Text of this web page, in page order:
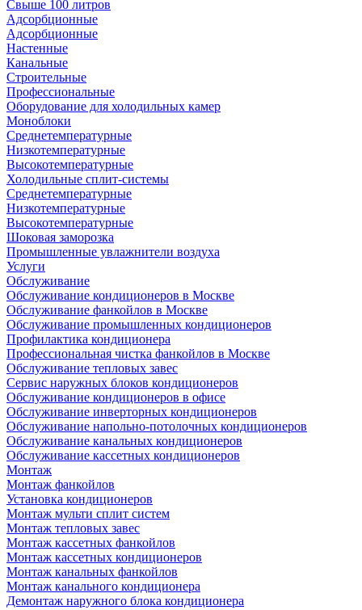
Свыше 100 литров
Адсорбционные
Адсорбционные
Настенные
Канальные
Строительные
Профессиональные
Оборудование для холодильных камер
Моноблоки
Среднетемпературные
Низкотемпературные
Высокотемпературные
Холодильные сплит-системы
Среднетемпературные
Низкотемпературные
Высокотемпературные
Шоковая заморозка
Промышленные увлажнители воздуха
Услуги
Обслуживание
Обслуживание кондиционеров в Москве
Обслуживание фанкойлов в Москве
Обслуживание промышленных кондиционеров
Профилактика кондиционера
Профессиональная чистка фанкойлов в Москве
Обслуживание тепловых завес
Сервис наружных блоков кондиционеров
Обслуживание кондиционеров в офисе
Обслуживание инверторных кондиционеров
Обслуживание напольно-потолочных кондиционеров
Обслуживание канальных кондиционеров
Обслуживание кассетных кондиционеров
Монтаж
Монтаж фанкойлов
Установка кондиционеров
Монтаж мульти сплит систем
Монтаж тепловых завес
Монтаж кассетных фанкойлов
Монтаж кассетных кондиционеров
Монтаж канальных фанкойлов
Монтаж канального кондиционера
Демонтаж наружного блока кондиционера